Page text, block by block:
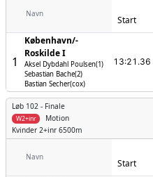
Navn
Start
1
København/­
Roskilde I
Aksel Dybdahl Poulsen(1)
Sebastian Bache(2)
Bastian Secher(cox)
13:21.36
Løb 102 - Finale
Motion
W2+inr
Kvinder 2+inr 6500m
Navn
Start